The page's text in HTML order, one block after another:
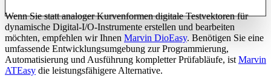
Wenn Sie statt analoger Kurvenformen digitale Testvektoren für
dynamische Digital-I/O-Instrumente erstellen und bearbeiten
möchten, empfehlen wir Ihnen Marvin DioEasy. Benötigen Sie eine
umfassende Entwicklungsumgebung zur Programmierung,
Automatisierung und Ausführung kompletter Prüfabläufe, ist Marvin
ATEasy die leistungsfähigere Alternative.